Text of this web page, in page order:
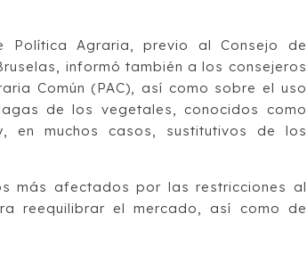
Política Agraria, previo al Consejo de
informó también a los consejeros
Común (PAC), así como sobre el uso
de los vegetales, conocidos como
en muchos casos, sustitutivos de los
más afectados por las restricciones al
reequilibrar el mercado, así como de